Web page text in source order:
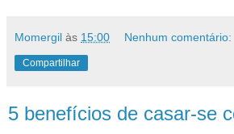
Momergil às 15:00 Nenhum comentário:
Compartilhar
5 benefícios de casar-se